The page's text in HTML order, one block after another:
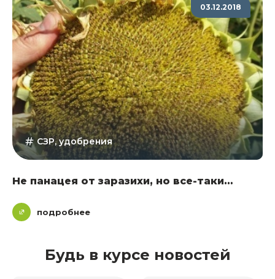
03.12.2018
СЗР, удобрения
Не панацея от заразихи, но все-таки…
подробнее
Будь в курсе новостей